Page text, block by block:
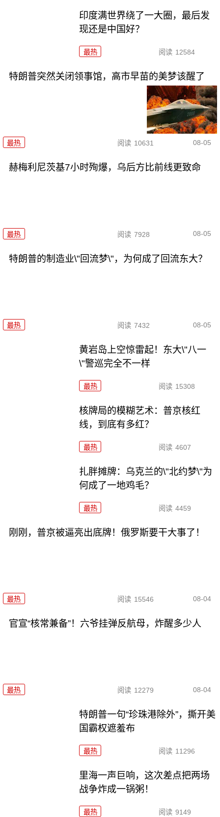
印度满世界绕了一大圈，最后发
现还是中国好？
最热 阅读 12584
特朗普突然关闭领事馆，高市早苗的美梦该醒了
最热 阅读 10631 08-05
赫梅利尼茨基7小时殉爆，乌后方比前线更致命
最热 阅读 7928 08-05
特朗普的制造业\"回流梦\"，为何成了回流东大？
最热 阅读 7432 08-05
黄岩岛上空惊雷起！东大\"八一
\"警巡完全不一样
最热 阅读 15308
核牌局的模糊艺术：普京核红
线，到底有多红？
最热 阅读 4607
扎胖摊牌：乌克兰的\"北约梦\"为
何成了一地鸡毛？
最热 阅读 4459
刚刚，普京被逼亮出底牌！俄罗斯要干大事了！
最热 阅读 15546 08-04
官宣“核常兼备”！六爷挂弹反航母，炸醒多少人
最热 阅读 12279 08-04
特朗普一句“珍珠港除外”，撕开美
国霸权遮羞布
最热 阅读 11296
里海一声巨响，这次差点把两场
战争炸成一锅粥！
最热 阅读 9149